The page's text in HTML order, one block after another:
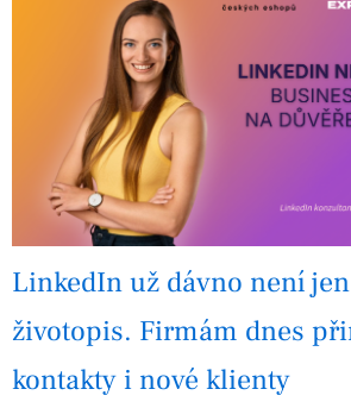
LinkedIn už dávno není
životopis. Firmám dnes
kontakty i nové klienty